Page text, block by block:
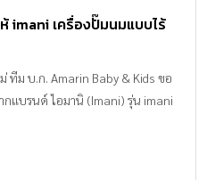
imani เครื่องปั๊มนมแบบไร้
ม บ.ก. Amarin Baby & Kids ขอ
แบรนด์ ไอมานิ (Imani) รุ่น imani